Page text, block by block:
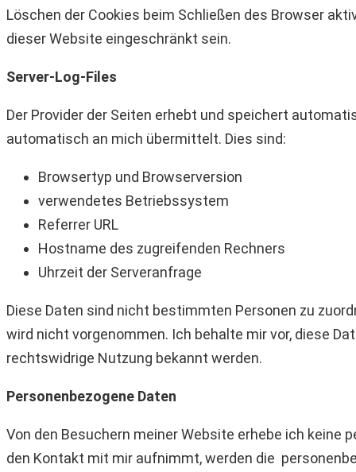
Löschen der Cookies beim Schließen des Browser
dieser Website eingeschränkt sein.
Server-Log-Files
Der Provider der Seiten erhebt und speichert
automatisch an mich übermittelt. Dies sind:
Browsertyp und Browserversion
verwendetes Betriebssystem
Referrer URL
Hostname des zugreifenden Rechners
Uhrzeit der Serveranfrage
Diese Daten sind nicht bestimmten Personen zu
wird nicht vorgenommen. Ich behalte mir vor, diese
rechtswidrige Nutzung bekannt werden.
Personenbezogene Daten
Von den Besuchern meiner Website erhebe ich keine
den Kontakt mit mir aufnimmt, werden die